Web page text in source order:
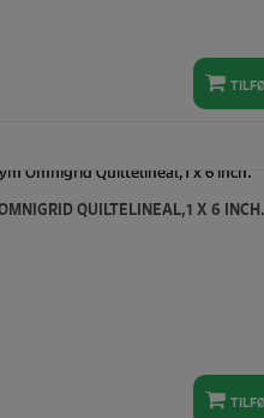
QUILTELINEAL,1 X 6 INCH.